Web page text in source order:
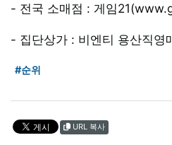
- 전국 소매점 : 게임
- 집단상가 : 비엔티 용산직영
#순위
URL 복사